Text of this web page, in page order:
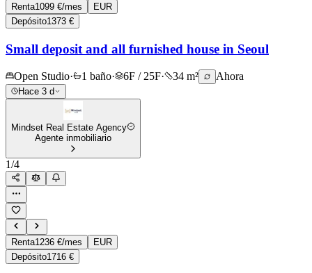
Renta1099 €/mes
EUR
Depósito1373 €
Small deposit and all furnished house in Seoul
Open Studio· 1 baño· 6F / 25F· 34 m² Ahora
Hace 3 d
Mindset Real Estate Agency
Agente inmobiliario
1/4
Renta1236 €/mes
EUR
Depósito1716 €